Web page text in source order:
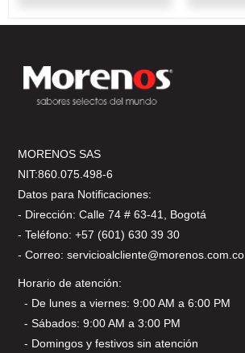
MORENOS SAS
NIT:860.075.498-6
Datos para Notificaciones:
- Dirección: Calle 74 # 63-41, Bogotá
- Teléfono: +57 (601) 630 39 30
- Correo: servicioalcliente@morenos.com.co
Horario de atención:
- De lunes a viernes: 9:00 AM a 6:00 PM
- Sábados: 9:00 AM a 3:00 PM
- Domingos y festivos sin atención